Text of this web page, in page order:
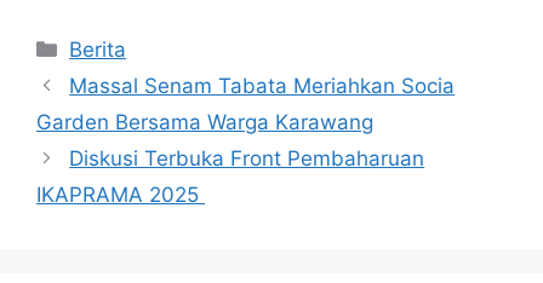
Kategori
Berita
Massal Senam Tabata Meriahkan Socia
Garden Bersama Warga Karawang
Diskusi Terbuka Front Pembaharuan
IKAPRAMA 2025